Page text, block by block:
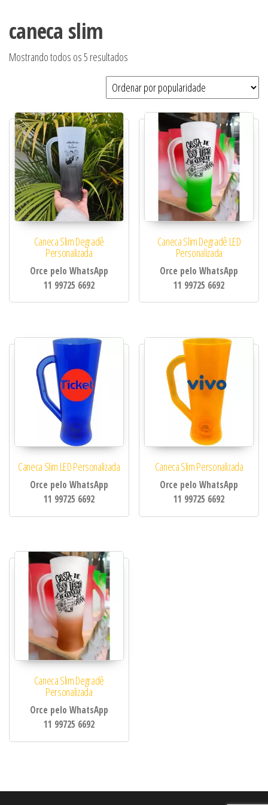
caneca slim
Mostrando todos os 5 resultados
Caneca Slim Degradê
Personalizada
Orce pelo WhatsApp
11 99725 6692
Caneca Slim Degradê LED
Personalizada
Orce pelo WhatsApp
11 99725 6692
Caneca Slim LED Personalizada
Orce pelo WhatsApp
11 99725 6692
Caneca Slim Personalizada
Orce pelo WhatsApp
11 99725 6692
Caneca Slim Degradê
Personalizada
Orce pelo WhatsApp
11 99725 6692